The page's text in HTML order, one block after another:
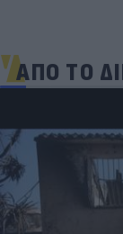
ΑΠΟ ΤΟ